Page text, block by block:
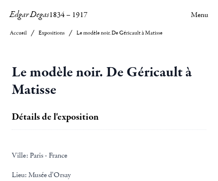
Edgar Degas1834– 1917 Menu
Accueil Expositions Le modèle noir. De Géricault à Matisse
Le modèle noir. De Géricault à
Matisse
Détails de l'exposition
Ville: Paris - France
Lieu: Musée d'Orsay